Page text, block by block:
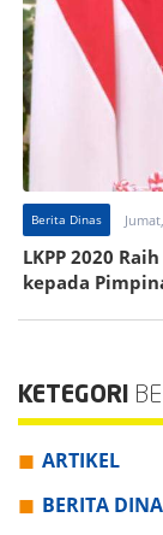
Berita Dinas
LKPP 2020
kepada
KETEGORI
ARTIKEL
BERITA